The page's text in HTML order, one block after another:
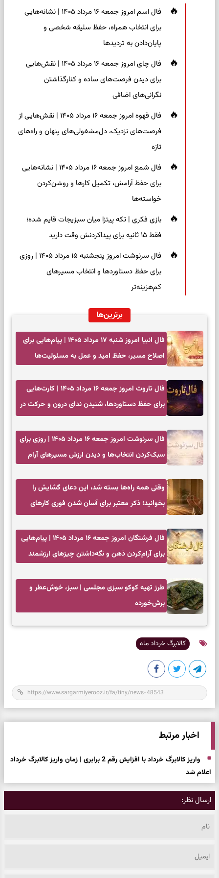
فال اسم امروز جمعه ۱۶ مرداد ۱۴۰۵ | نشانه‌هایی
برای انتخاب همراه، حفظ سلیقه شخصی و
پایان‌دادن به تردیدها
فال چای امروز جمعه ۱۶ مرداد ۱۴۰۵ | نقش‌هایی
برای دیدن فرصت‌های ساده و کنارگذاشتن
نگرانی‌های اضافی
فال قهوه امروز جمعه ۱۶ مرداد ۱۴۰۵ | نقش‌هایی از
فرصت‌های نزدیک، دل‌مشغولی‌های پنهان و راه‌های
تازه
فال شمع امروز جمعه ۱۶ مرداد ۱۴۰۵ | نشانه‌هایی
برای حفظ آرامش، تکمیل کارها و روشن‌کردن
خواسته‌ها
بازی فکری | تکه پیتزا میان سبزیجات قایم شده؛
فقط ۱۵ ثانیه برای پیداکردنش وقت دارید
فال سرنوشت امروز پنجشنبه ۱۵ مرداد ۱۴۰۵ | روزی
برای حفظ دستاوردها و انتخاب مسیرهای
کم‌هزینه‌تر
برترین‌ها
فال انبیا امروز شنبه ۱۷ مرداد ۱۴۰۵ | پیام‌هایی برای
اصلاح مسیر، حفظ امید و عمل به مسئولیت‌ها
فال تاروت امروز جمعه ۱۶ مرداد ۱۴۰۵ | کارت‌هایی
برای حفظ دستاوردها، شنیدن ندای درون و حرکت در
فال سرنوشت امروز جمعه ۱۶ مرداد ۱۴۰۵ | روزی برای
سبک‌کردن انتخاب‌ها و دیدن ارزش مسیرهای آرام
وقتی همه راه‌ها بسته شد، این دعای گشایش را
بخوانید؛ ذکر معتبر برای آسان شدن فوری کارهای
فال فرشتگان امروز جمعه ۱۶ مرداد ۱۴۰۵ | پیام‌هایی
برای آرام‌کردن ذهن و نگه‌داشتن چیزهای ارزشمند
طرز تهیه کوکو سبزی مجلسی | سبز، خوش‌عطر و
برش‌خورده
کالابرگ خرداد ماه
اخبار مرتبط
واریز کالابرگ خرداد با افزایش رقم 2 برابری | زمان واریز کالابرگ خرداد
اعلام شد
ارسال نظر: